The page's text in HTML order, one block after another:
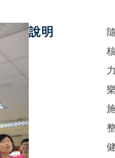
說明